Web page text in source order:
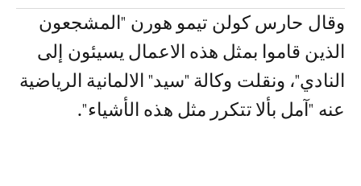
وقال حارس كولن تيمو هورن "المشجعون
الذين قاموا بمثل هذه الاعمال يسيئون إلى
النادي"، ونقلت وكالة "سيد" الالمانية الرياضية
عنه "آمل بألا تتكرر مثل هذه الأشياء".